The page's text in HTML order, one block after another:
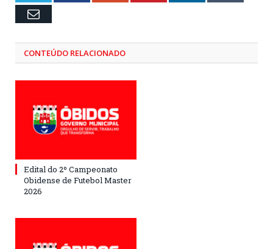
Email
CONTEÚDO RELACIONADO
Edital do 2º Campeonato
Obidense de Futebol Master
2026